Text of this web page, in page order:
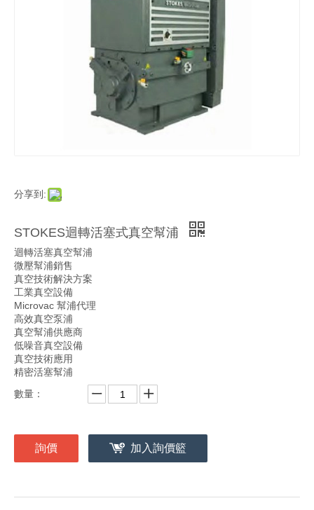
分享到:
STOKES迴轉活塞式真空幫浦
迴轉活塞真空幫浦
微壓幫浦銷售
真空技術解決方案
工業真空設備
Microvac 幫浦代理
高效真空泵浦
真空幫浦供應商
低噪音真空設備
真空技術應用
精密活塞幫浦
數量：
詢價 加入詢價籃